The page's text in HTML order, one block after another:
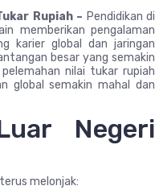
Rupiah – Pendidikan di
memberikan pengalaman
karier global dan jaringan
besar yang semakin
nilai tukar rupiah
global semakin mahal dan
Negeri
melonjak: